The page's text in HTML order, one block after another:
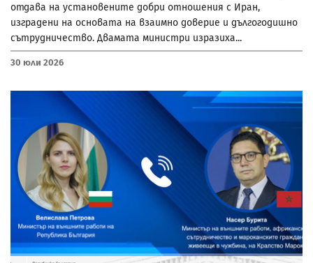
отдава на установените добри отношения с Иран,
изградени на основата на взаимно доверие и дългогодишно
сътрудничество. Двамата министри изразиха...
30 Юли 2026